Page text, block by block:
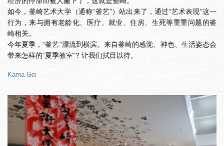
如今，釜崎艺术大学（通称“釜艺”）站出来了，通过“艺术表现”这一
行为，来与拥有老龄化、医疗、就业、住房、生死等重重问题的釜
崎相关。
今年夏季，“釜艺”漂流到横滨。来自釜崎的感觉、神色、生活姿态会
带来怎样的“夏季教室”? 让我们拭目以待。
Kama Gei